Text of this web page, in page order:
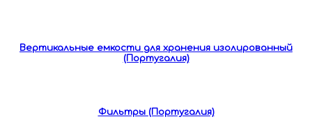
Вертикальные емкости для хранения изолированный
(Португалия)
Фильтры (Португалия)